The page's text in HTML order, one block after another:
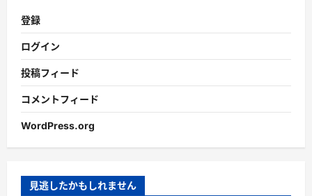
登録
ログイン
投稿フィード
コメントフィード
WordPress.org
見逃したかもしれません